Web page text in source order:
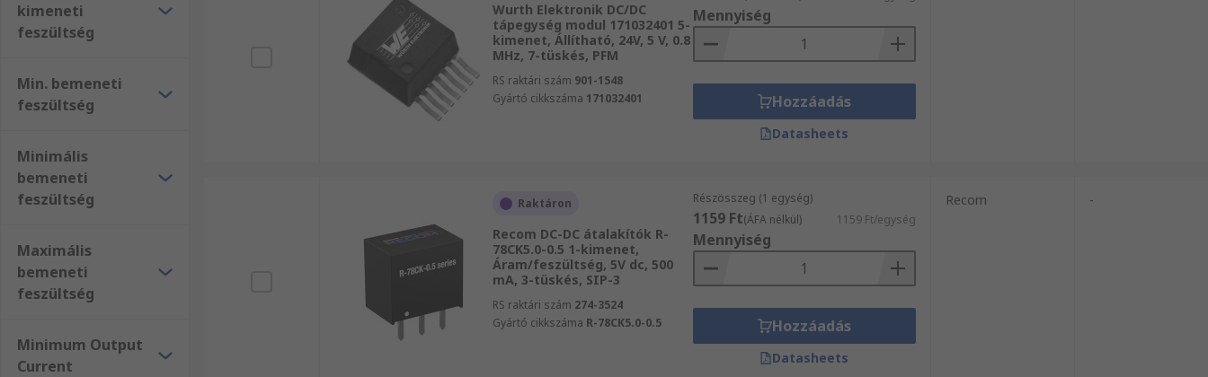
kimeneti
feszültség
Min. bemeneti
feszültség
Minimális
bemeneti
feszültség
Maximális
bemeneti
feszültség
Minimum Output
Current
Wurth Elektronik DC/DC
tápegység modul 171032401 5-
kimenet, Állítható, 24V, 5 V, 0.8
MHz, 7-tüskés, PFM
RS raktári szám 901-1548
Gyártó cikkszáma 171032401
Mennyiség
Hozzáadás
Datasheets
Raktáron
Recom DC-DC átalakítók R-
78CK5.0-0.5 1-kimenet,
Áram/feszültség, 5V dc, 500
mA, 3-tüskés, SIP-3
RS raktári szám 274-3524
Gyártó cikkszáma R-78CK5.0-0.5
Részösszeg (1 egység)
1159 Ft(ÁFA nélkül) 1159 Ft/egység
Mennyiség
Hozzáadás
Datasheets
Recom -